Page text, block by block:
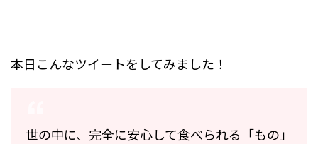
本日こんなツイートをしてみました！
世の中に、完全に安心して食べられる「もの」